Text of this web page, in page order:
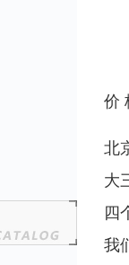
价
北
大
四
我